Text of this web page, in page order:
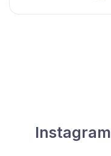
Instagram